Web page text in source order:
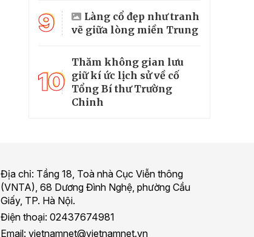
9
Làng cổ đẹp như tranh
vẽ giữa lòng miền Trung
10
Thăm không gian lưu
giữ kí ức lịch sử về cố
Tổng Bí thư Trường
Chinh
Địa chỉ: Tầng 18, Toà nhà Cục Viễn thông
(VNTA), 68 Dương Đình Nghệ, phường Cầu
Giấy, TP. Hà Nội.
Điện thoại: 02437674981
Email: vietnamnet@vietnamnet.vn